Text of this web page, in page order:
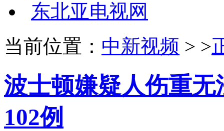
东北亚电视网
当前位置： 中新视频 > >
波士顿嫌疑人伤重无
102例